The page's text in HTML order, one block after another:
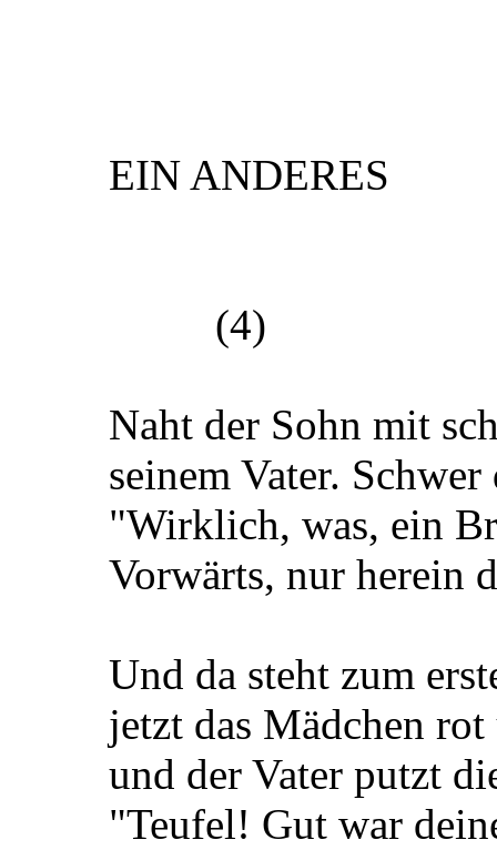
EIN ANDERES
(4)
Naht der Sohn mit
seinem Vater.
"Wirklich, was, ein
Vorwärts, nur herein
Und da steht zum
jetzt das Mädchen
und der Vater putzt
"Teufel! Gut war